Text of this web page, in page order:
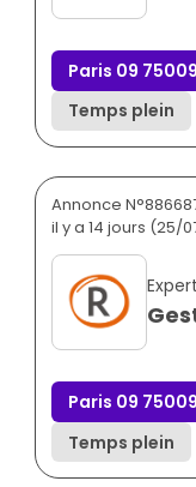
Paris 09 75009
Temps plein
Annonce
il y a 14 jours (25/
Paris 09 75009
Temps plein